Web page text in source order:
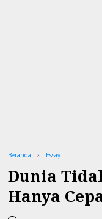
Beranda Essay
Dunia
Hanya